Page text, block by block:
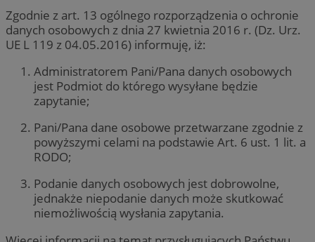
Zgodnie z art. 13 ogólnego rozporządzenia o ochronie
danych osobowych z dnia 27 kwietnia 2016 r. (Dz. Urz.
UE L 119 z 04.05.2016) informuję, iż:
Administratorem Pani/Pana danych osobowych
jest Podmiot do którego wysyłane będzie
zapytanie;
Pani/Pana dane osobowe przetwarzane zgodnie z
powyższymi celami na podstawie Art. 6 ust. 1 lit. a
RODO;
Podanie danych osobowych jest dobrowolne,
jednakże niepodanie danych może skutkować
niemożliwością wysłania zapytania.